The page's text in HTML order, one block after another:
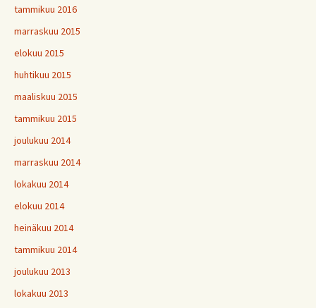
tammikuu 2016
marraskuu 2015
elokuu 2015
huhtikuu 2015
maaliskuu 2015
tammikuu 2015
joulukuu 2014
marraskuu 2014
lokakuu 2014
elokuu 2014
heinäkuu 2014
tammikuu 2014
joulukuu 2013
lokakuu 2013